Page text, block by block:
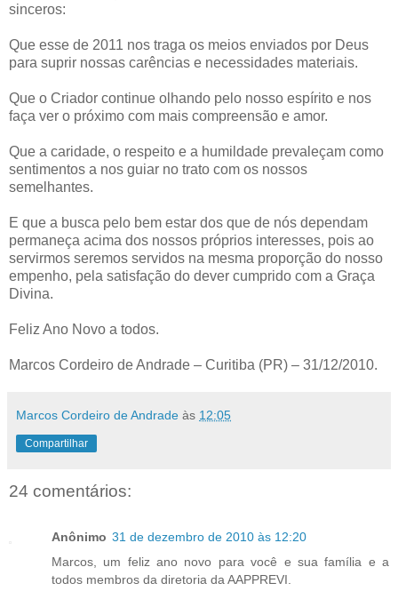
sinceros:
Que esse de 2011 nos traga os meios enviados por Deus
para suprir nossas carências e necessidades materiais.
Que o Criador continue olhando pelo nosso espírito e nos
faça ver o próximo com mais compreensão e amor.
Que a caridade, o respeito e a humildade prevaleçam como
sentimentos a nos guiar no trato com os nossos
semelhantes.
E que a busca pelo bem estar dos que de nós dependam
permaneça acima dos nossos próprios interesses, pois ao
servirmos seremos servidos na mesma proporção do nosso
empenho, pela satisfação do dever cumprido com a Graça
Divina.
Feliz Ano Novo a todos.
Marcos Cordeiro de Andrade – Curitiba (PR) – 31/12/2010.
Marcos Cordeiro de Andrade às 12:05
Compartilhar
24 comentários:
Anônimo 31 de dezembro de 2010 às 12:20
Marcos, um feliz ano novo para você e sua família e a
todos membros da diretoria da AAPPREVI.